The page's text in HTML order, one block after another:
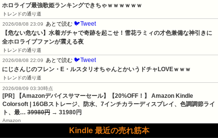
ホロライブ最強歌姫ランキングできちゃｗｗｗｗｗｗ
トレンドの通り道
2026/08/08 23:09 あとで読む 🐦Tweet
【危ない危ない】水着ガチャで奇跡を起こせ！雪花ラミィの才色兼備な神引きに
全ホロライブファンが震える夜
トレンドの通り道
2026/08/08 22:09 あとで読む 🐦Tweet
にじさんじのフレン・E・ルスタリオちゃんとかいうドチャLOVEｗｗｗ
トレンドの通り道
2026/08/09 03:30時点
[PR] 【Amazonデバイスサマーセール】【20%OFF！】 Amazon Kindle
Colorsoft | 16GBストレージ、防水、7インチカラーディスプレイ、色調調節ライ
ト、最… 39980円 → 31980円
Amazon
Kindle 最近の売れ筋本